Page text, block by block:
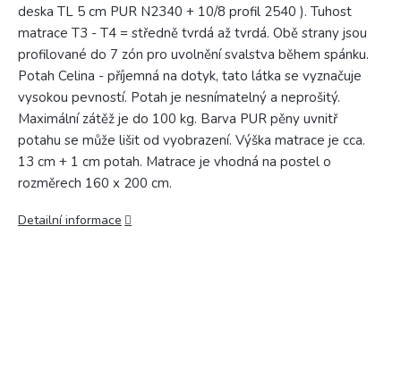
deska TL 5 cm PUR N2340 + 10/8 profil 2540 ). Tuhost
matrace T3 - T4 = středně tvrdá až tvrdá. Obě strany jsou
profilované do 7 zón pro uvolnění svalstva během spánku.
Potah Celina - příjemná na dotyk, tato látka se vyznačuje
vysokou pevností. Potah je nesnímatelný a neprošitý.
Maximální zátěž je do 100 kg. Barva PUR pěny uvnitř
potahu se může lišit od vyobrazení. Výška matrace je cca.
13 cm + 1 cm potah. Matrace je vhodná na postel o
rozměrech 160 x 200 cm.
Detailní informace